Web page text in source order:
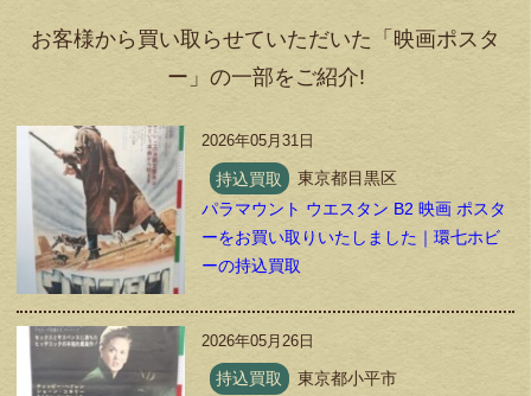
お客様から買い取らせていただいた「映画ポスタ
ー」の一部をご紹介!
2026年05月31日
持込買取
東京都目黒区
パラマウント ウエスタン B2 映画 ポスタ
ーをお買い取りいたしました｜環七ホビ
ーの持込買取
2026年05月26日
持込買取 東京都小平市